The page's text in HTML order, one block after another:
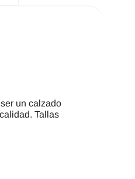
un calzado
Tallas